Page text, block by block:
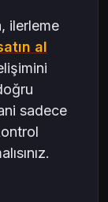
ilerleme
al
sadece